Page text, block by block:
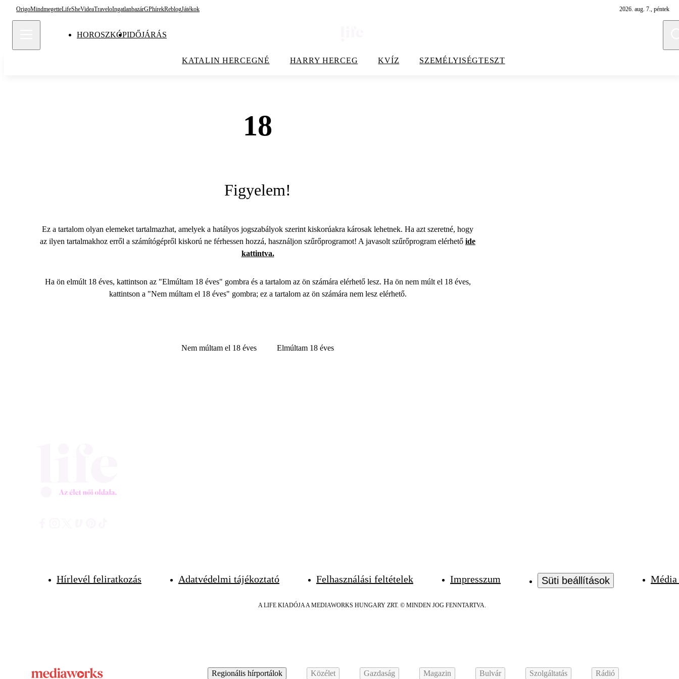
OrigoMindmegetteLifeSheVideaTraveloIngatlanbazárGPhírekReblogJátékok 2026. aug. 7., péntek
HOROSZKÓPIDŐJÁRÁS
KATALIN HERCEGNÉ HARRY HERCEG KVÍZ SZEMÉLYISÉGTESZT
18
Figyelem!
Ez a tartalom olyan elemeket tartalmazhat, amelyek a hatályos jogszabályok szerint kiskorúakra károsak lehetnek. Ha azt szeretné, hogy
az ilyen tartalmakhoz erről a számítógépről kiskorú ne férhessen hozzá, használjon szűrőprogramot! A javasolt szűrőprogram elérhető ide
kattintva.
Ha ön elmúlt 18 éves, kattintson az "Elmúltam 18 éves" gombra és a tartalom az ön számára elérhető lesz. Ha ön nem múlt el 18 éves,
kattintson a "Nem múltam el 18 éves" gombra; ez a tartalom az ön számára nem lesz elérhető.
Elmúltam 18 éves
Nem múltam el 18 éves
Hírlevél feliratkozás Adatvédelmi tájékoztató Felhasználási feltételek Impresszum Süti beállítások Média
A LIFE KIADÓJA A MEDIAWORKS HUNGARY ZRT. © MINDEN JOG FENNTARTVA.
Regionális hírportálok Közélet Gazdaság Magazin Bulvár Szolgáltatás Rádió